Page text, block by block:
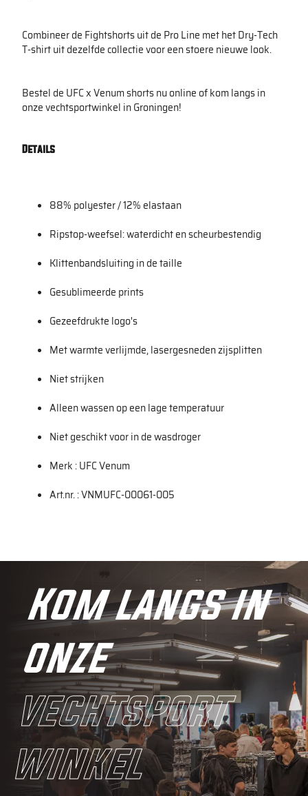
Combineer de Fightshorts uit de Pro Line met het Dry-Tech
T-shirt uit dezelfde collectie voor een stoere nieuwe look.
Bestel de UFC x Venum shorts nu online of kom langs in
onze vechtsportwinkel in Groningen!
Details
88% polyester / 12% elastaan
Ripstop-weefsel: waterdicht en scheurbestendig
Klittenbandsluiting in de taille
Gesublimeerde prints
Gezeefdrukte logo's
Met warmte verlijmde, lasergesneden zijsplitten
Niet strijken
Alleen wassen op een lage temperatuur
Niet geschikt voor in de wasdroger
Merk : UFC Venum
Art.nr. : VNMUFC-00061-005
Kom langs in
onze
vechtsport
winkel